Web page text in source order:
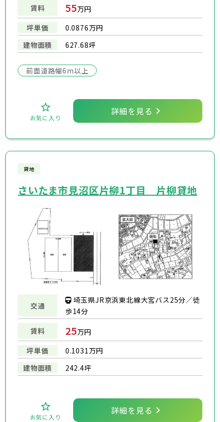
賃料 55万円
坪単価
0.0876万円
建物面積
627.68坪
前面道路幅6m以上
お気に入り
詳細を見る
貸地
さいたま市見沼区片柳1丁目 片柳貸地
交通
埼玉県JR京浜東北線大宮バス25分／徒
歩14分
賃料
25万円
坪単価
0.1031万円
建物面積
242.4坪
お気に入り
詳細を見る